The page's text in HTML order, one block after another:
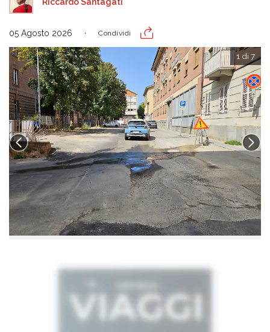
05 Agosto 2026 Condividi
1 di 7